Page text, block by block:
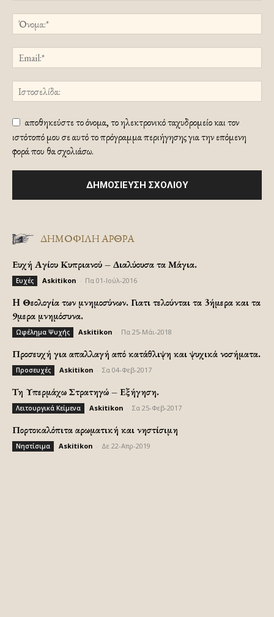
αποθηκεύστε το όνομα, το ηλεκτρονικό ταχυδρομείο και τον
ιστότοπό μου σε αυτό το πρόγραμμα περιήγησης για την επόμενη
φορά που θα σχολιάσω.
ΔΗΜΟΦΙΛΗ ΑΡΘΡΑ
Ευχή Αγίου Κυπριανού – Διαλύουσα τα Μάγια.
Ευχές Askitikon Πα 01-Ιούλ-2016
H Θεολογία των μνημοσύνων. Γιατι τελούνται τα 3ήμερα και τα
9μερα μνημόσυνα.
Ωφέλημα Ψυχής Askitikon Πα 25-Μάι-2018
Προσευχή για απαλλαγή από κατάθλιψη και ψυχικά νοσήματα.
Προσευχές Askitikon Σα 04-Φεβ-2017
Τη Υπερμάχω Στρατηγώ – Εξήγηση.
Λειτουργικά Κείμενα Askitikon Σα 25-Φεβ-2017
Πορτοκαλόπιτα αρωματική και νηστίσιμη
Νηστίσιμα Askitikon Δε 22-Απρ-2019